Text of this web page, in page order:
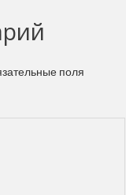
поля